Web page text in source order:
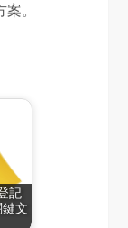
。
記
文